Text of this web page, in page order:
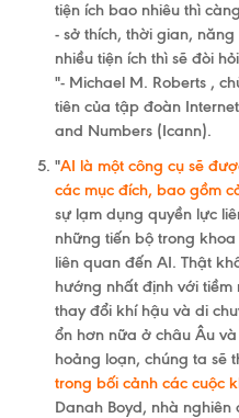
tiện ích bao nhiêu thì
- sở thích, thời gian,
nhiều tiện ích thì sẽ đòi
"- Michael M. Roberts ,
tiên của tập đoàn
and Numbers (Icann).
"AI là một công cụ sẽ
các mục đích, bao gồm
sự lạm dụng quyền lực
những tiến bộ trong
liên quan đến AI. Thật
hướng nhất định với
thay đổi khí hậu và di
ổn hơn nữa ở châu Âu
hoảng loạn, chúng ta sẽ
trong bối cảnh các cuộc
Danah Boyd, nhà nghiên